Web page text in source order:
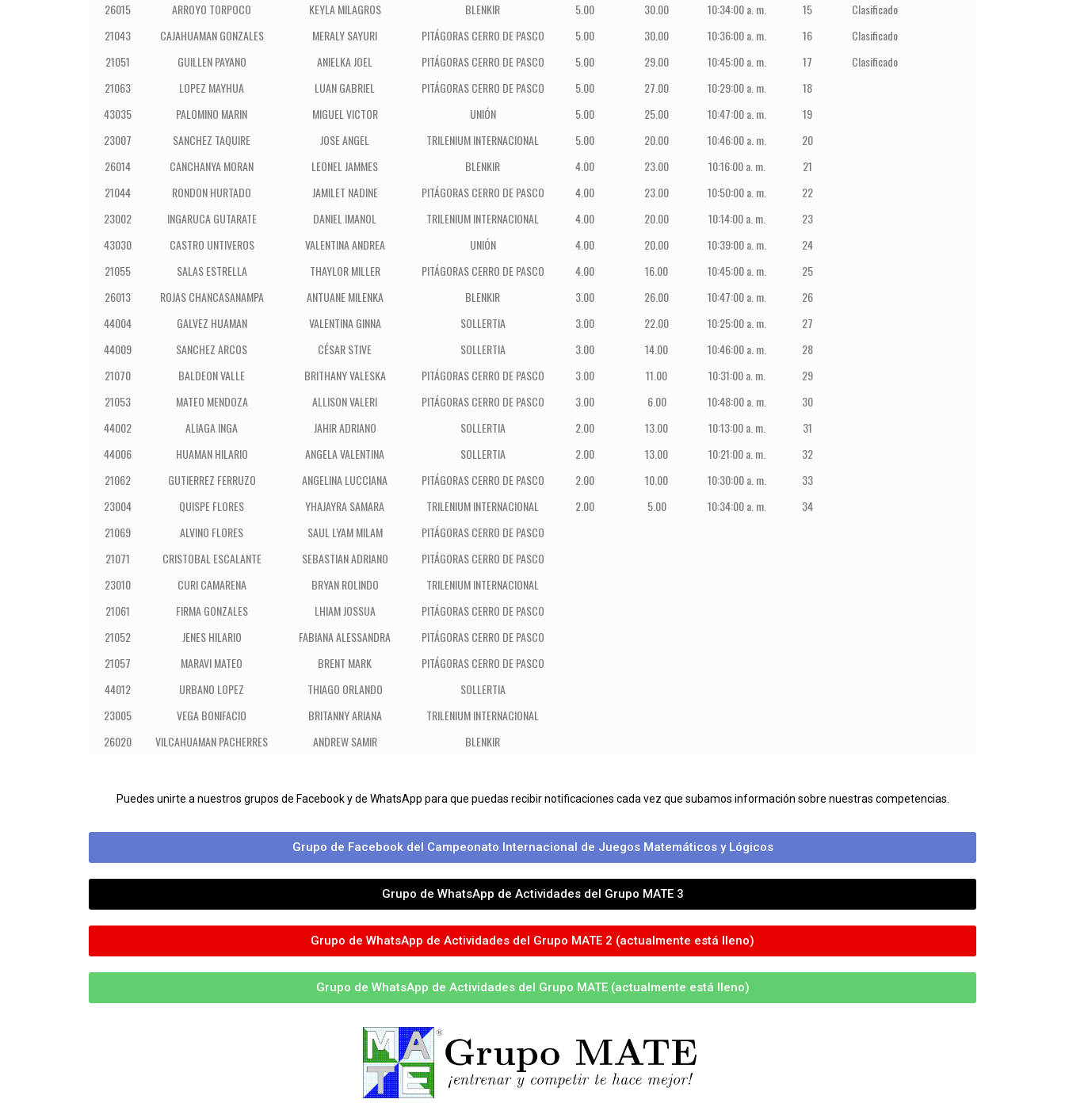
26015
ARROYO TORPOCO KEYLA MILAGROS BLENKIR 5.00 30.00 10:34:00 a. m. 15
Clasificado
21043
CAJAHUAMAN GONZALES MERALY SAYURI PITÁGORAS CERRO DE PASCO 5.00 30.00 10:36:00 a. m. 16
Clasificado
21051
GUILLEN PAYANO ANIELKA JOEL PITÁGORAS CERRO DE PASCO 5.00 29.00 10:45:00 a. m. 17
Clasificado
21063
LOPEZ MAYHUA LUAN GABRIEL PITÁGORAS CERRO DE PASCO 5.00 27.00 10:29:00 a. m.
18
43035
PALOMINO MARIN MIGUEL VICTOR UNIÓN 5.00 25.00 10:47:00 a. m.
19
23007
SANCHEZ TAQUIRE JOSE ANGEL TRILENIUM INTERNACIONAL 5.00 20.00 10:46:00 a. m.
20
26014
CANCHANYA MORAN LEONEL JAMMES BLENKIR 4.00 23.00 10:16:00 a. m.
21
21044
RONDON HURTADO JAMILET NADINE PITÁGORAS CERRO DE PASCO 4.00 23.00 10:50:00 a. m.
22
23002
INGARUCA GUTARATE DANIEL IMANOL TRILENIUM INTERNACIONAL 4.00 20.00 10:14:00 a. m.
23
43030
CASTRO UNTIVEROS VALENTINA ANDREA UNIÓN 4.00 20.00 10:39:00 a. m.
24
21055
SALAS ESTRELLA THAYLOR MILLER PITÁGORAS CERRO DE PASCO 4.00 16.00 10:45:00 a. m.
25
26013
ROJAS CHANCASANAMPA ANTUANE MILENKA BLENKIR 3.00 26.00 10:47:00 a. m.
26
44004
GALVEZ HUAMAN VALENTINA GINNA SOLLERTIA 3.00 22.00 10:25:00 a. m.
27
44009
SANCHEZ ARCOS CÉSAR STIVE SOLLERTIA 3.00 14.00 10:46:00 a. m.
28
21070
BALDEON VALLE BRITHANY VALESKA PITÁGORAS CERRO DE PASCO 3.00 11.00 10:31:00 a. m.
29
21053
MATEO MENDOZA ALLISON VALERI PITÁGORAS CERRO DE PASCO 3.00 6.00 10:48:00 a. m.
30
44002
ALIAGA INGA JAHIR ADRIANO SOLLERTIA 2.00 13.00 10:13:00 a. m.
31
44006
HUAMAN HILARIO ANGELA VALENTINA SOLLERTIA 2.00 13.00 10:21:00 a. m.
32
21062
GUTIERREZ FERRUZO ANGELINA LUCCIANA PITÁGORAS CERRO DE PASCO 2.00 10.00 10:30:00 a. m.
33
23004
QUISPE FLORES YHAJAYRA SAMARA TRILENIUM INTERNACIONAL 2.00 5.00 10:34:00 a. m.
34
21069
ALVINO FLORES SAUL LYAM MILAM
PITÁGORAS CERRO DE PASCO
21071
CRISTOBAL ESCALANTE SEBASTIAN ADRIANO
PITÁGORAS CERRO DE PASCO
23010
CURI CAMARENA BRYAN ROLINDO
TRILENIUM INTERNACIONAL
21061
FIRMA GONZALES LHIAM JOSSUA
PITÁGORAS CERRO DE PASCO
21052
JENES HILARIO FABIANA ALESSANDRA
PITÁGORAS CERRO DE PASCO
21057
MARAVI MATEO BRENT MARK
PITÁGORAS CERRO DE PASCO
44012
URBANO LOPEZ THIAGO ORLANDO
SOLLERTIA
23005
VEGA BONIFACIO BRITANNY ARIANA
TRILENIUM INTERNACIONAL
26020
VILCAHUAMAN PACHERRES ANDREW SAMIR BLENKIR
Puedes unirte a nuestros grupos de Facebook y de WhatsApp para que puedas recibir notificaciones cada vez que subamos información sobre nuestras competencias.
Grupo de Facebook del Campeonato Internacional de Juegos Matemáticos y Lógicos
Grupo de WhatsApp de Actividades del Grupo MATE 3
Grupo de WhatsApp de Actividades del Grupo MATE 2 (actualmente está lleno)
Grupo de WhatsApp de Actividades del Grupo MATE (actualmente está lleno)